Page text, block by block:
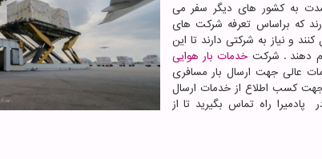
مدت به کشور های دیگر سفر می
که براساس تعرفه شرکت های
و نیاز به شرکتی دارند تا این
دهند . شرکت خدمات بار هوایی
عالی جهت ارسال بار مسافری
کسب اطلاع از خدمات ارسال
پادمیرا راه تماس بگیرید تا از